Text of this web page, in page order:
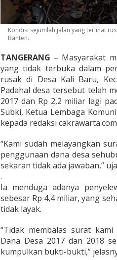
M
i
l
i
Kondisi sejumlah jalan yang terlihat
Banten.
TANGERANG – Masyarakat
yang tidak terbuka dalam
rusak di Desa Kali Baru,
Padahal desa tersebut telah
2017 dan Rp 2,2 miliar lagi
Subki, Ketua Lembaga
kepada redaksi
“Kami sudah melayangkan
penggunaan dana desa
sekaran tidak ada jawaban,”
.
Ia menduga adanya
sebesar Rp 4,4 miliar, yang
tidak layak.
“Tidak membalas surat
Dana Desa 2017 dan 2018
kumpulkan bukti-bukti,”